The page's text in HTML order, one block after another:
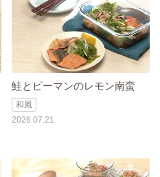
鮭とピーマンのレモン南蛮
和風
2026.07.21